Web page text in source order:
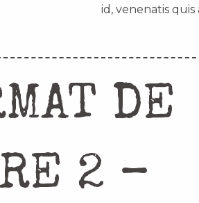
id, venenatis
DE
2 –